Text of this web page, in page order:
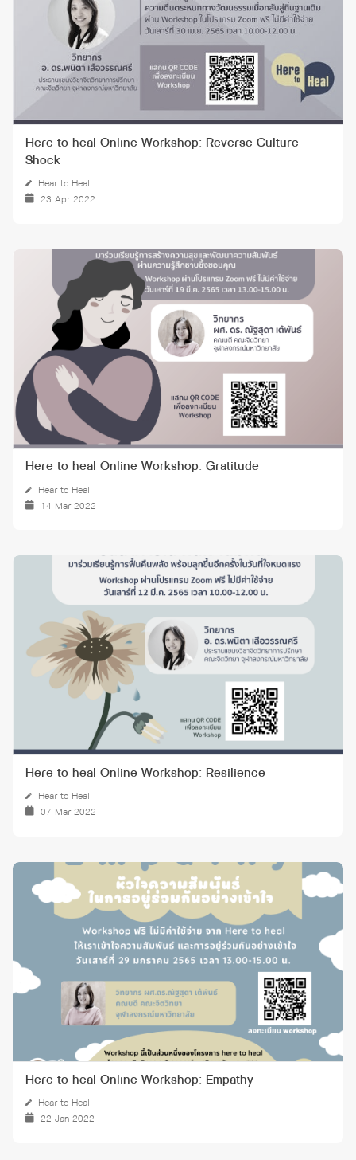
Here to heal Online Workshop: Reverse Culture
Shock
Hear to Heal
23 Apr 2022
Here to heal Online Workshop: Gratitude
Hear to Heal
14 Mar 2022
Here to heal Online Workshop: Resilience
Hear to Heal
07 Mar 2022
Here to heal Online Workshop: Empathy
Hear to Heal
22 Jan 2022